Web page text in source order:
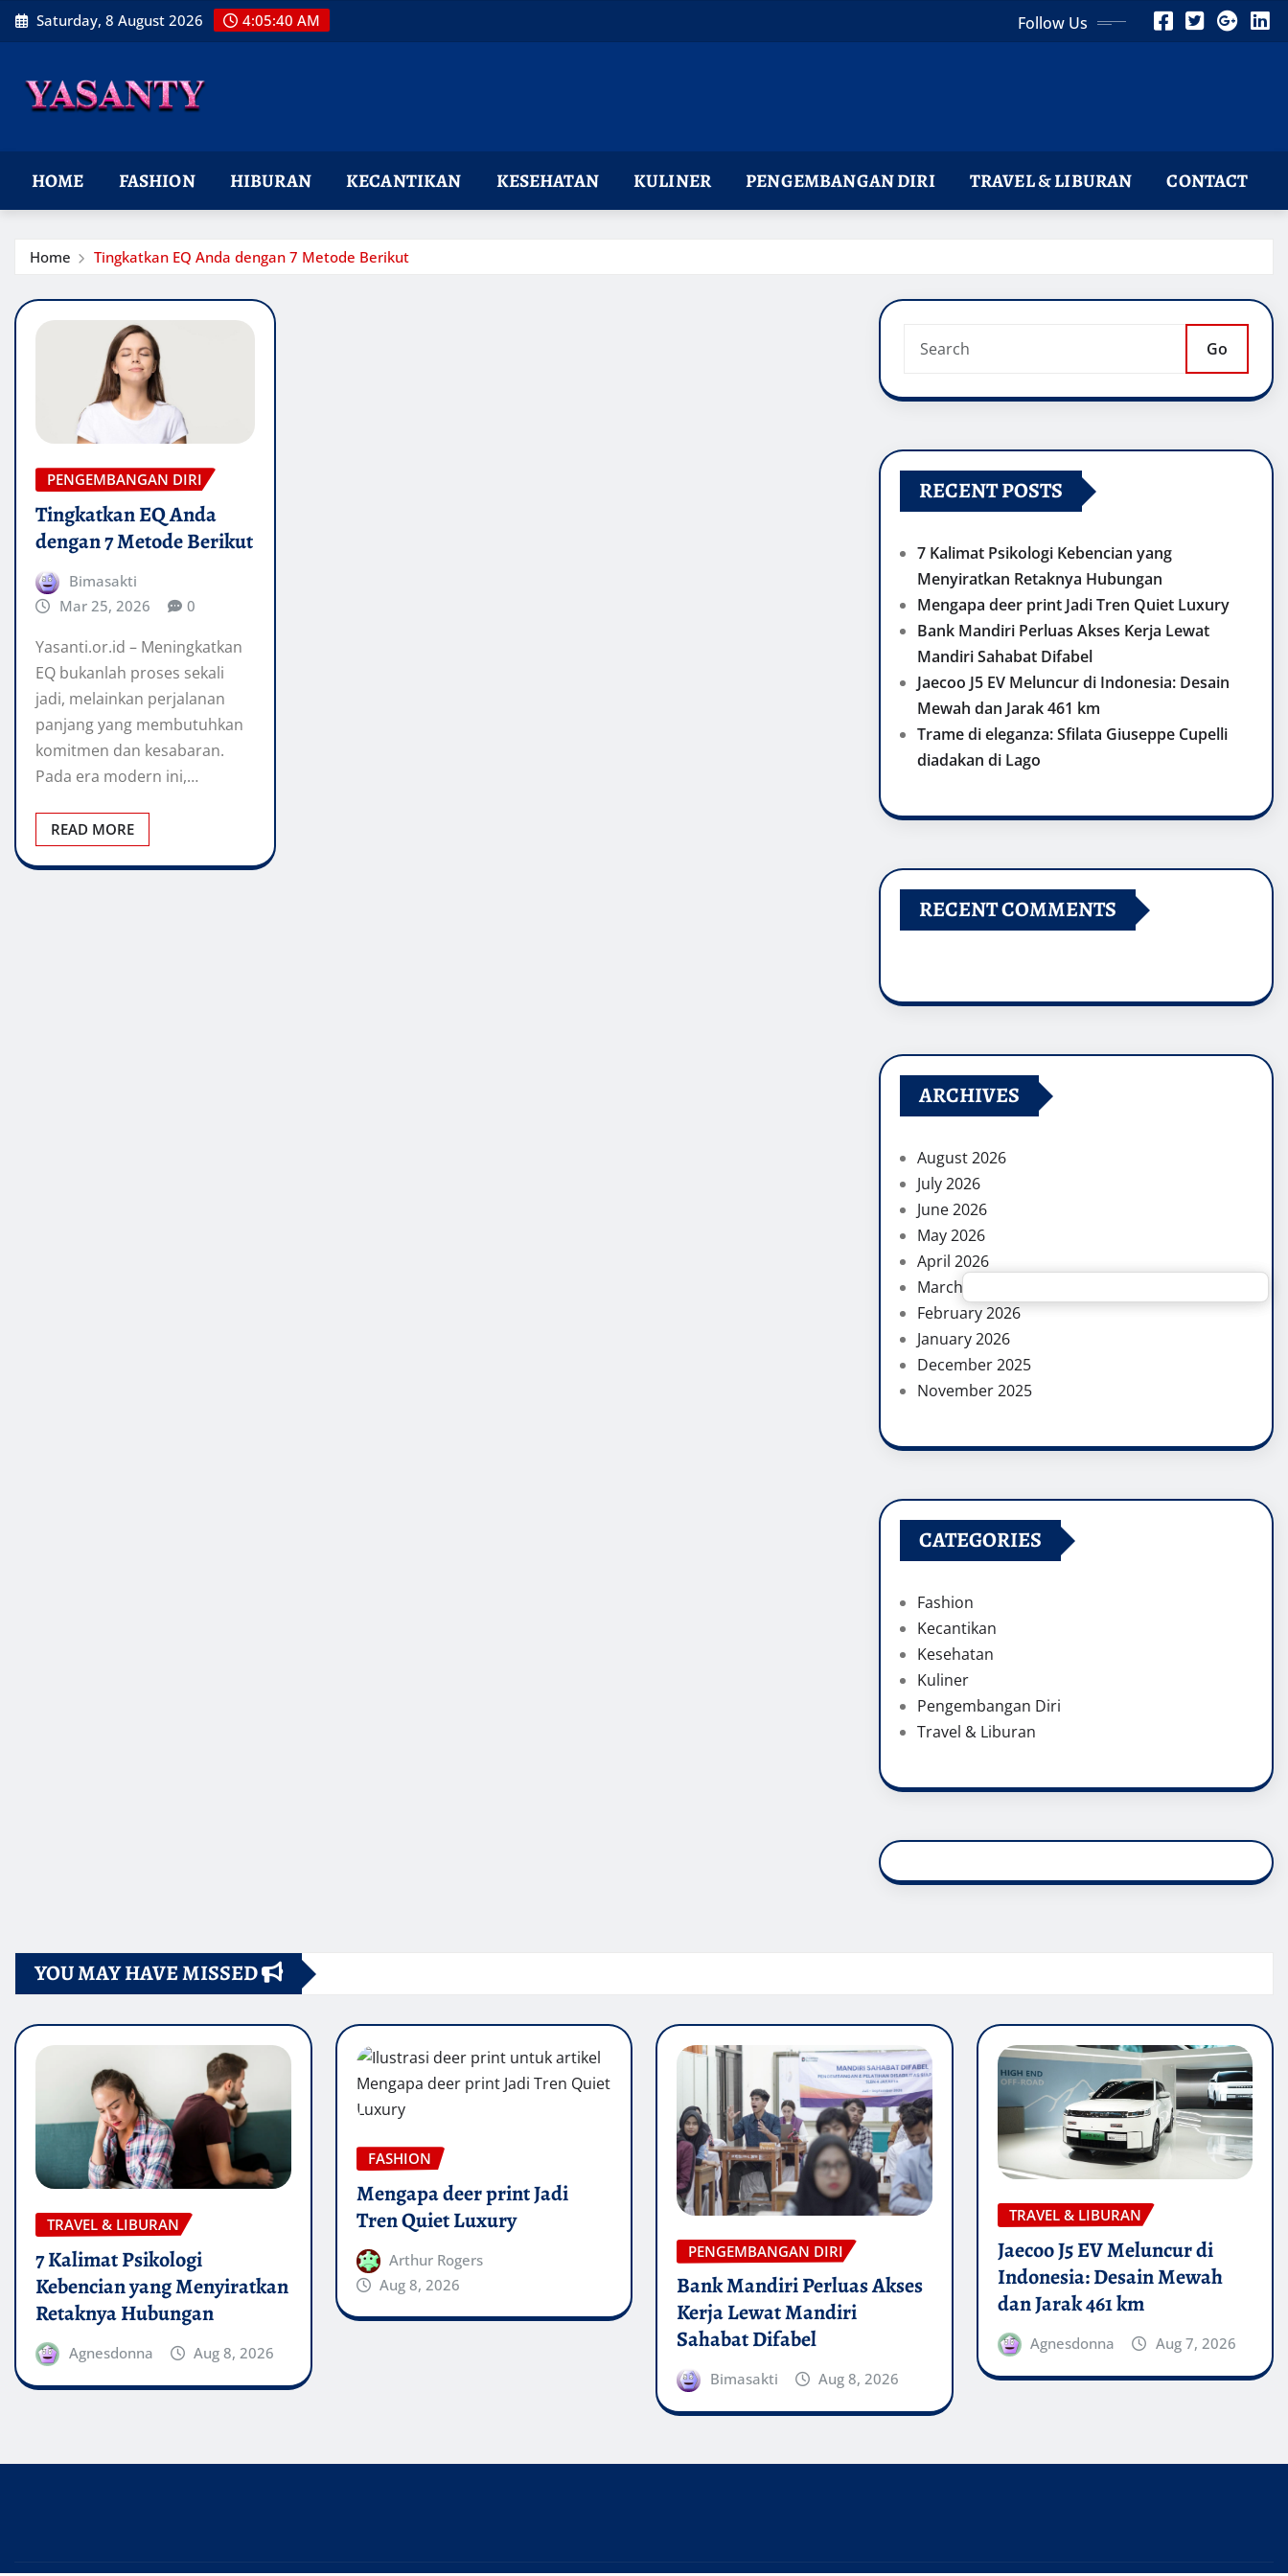
Skip
to
Saturday, 8 August 2026 4:05:40 AM Follow Us
HOME FASHION HIBURAN KECANTIKAN KESEHATAN KULINER PENGEMBANGAN DIRI TRAVEL & LIBURAN CONTACT
Home Tingkatkan EQ Anda dengan 7 Metode Berikut
PENGEMBANGAN DIRI
Tingkatkan EQ Anda
dengan 7 Metode Berikut
Bimasakti
Mar 25, 2026
0
Yasanti.or.id – Meningkatkan
EQ bukanlah proses sekali
jadi, melainkan perjalanan
panjang yang membutuhkan
komitmen dan kesabaran.
Pada era modern ini,…
READ MORE
Go
RECENT POSTS
7 Kalimat Psikologi Kebencian yang
Menyiratkan Retaknya Hubungan
Mengapa deer print Jadi Tren Quiet Luxury
Bank Mandiri Perluas Akses Kerja Lewat
Mandiri Sahabat Difabel
Jaecoo J5 EV Meluncur di Indonesia: Desain
Mewah dan Jarak 461 km
Trame di eleganza: Sfilata Giuseppe Cupelli
diadakan di Lago
RECENT COMMENTS
ARCHIVES
August 2026
July 2026
June 2026
May 2026
April 2026
March 2026
February 2026
January 2026
December 2025
November 2025
CATEGORIES
Fashion
Kecantikan
Kesehatan
Kuliner
Pengembangan Diri
Travel & Liburan
YOU MAY HAVE MISSED
TRAVEL & LIBURAN
7 Kalimat Psikologi
Kebencian yang Menyiratkan
Retaknya Hubungan
Agnesdonna Aug 8, 2026
FASHION
Mengapa deer print Jadi
Tren Quiet Luxury
Arthur Rogers
Aug 8, 2026
PENGEMBANGAN DIRI
Bank Mandiri Perluas Akses
Kerja Lewat Mandiri
Sahabat Difabel
Bimasakti Aug 8, 2026
TRAVEL & LIBURAN
Jaecoo J5 EV Meluncur di
Indonesia: Desain Mewah
dan Jarak 461 km
Agnesdonna Aug 7, 2026